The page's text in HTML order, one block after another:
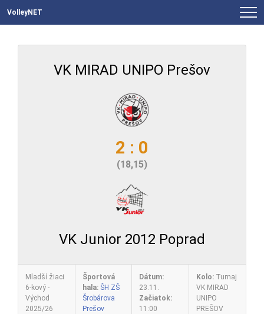
VolleyNET
VK MIRAD UNIPO Prešov
2 : 0
(18,15)
VK Junior 2012 Poprad
Mladší žiaci
6-kový -
Východ
2025/26
Športová
hala: ŠH ZŠ
Šrobárova
Prešov
Dátum:
23.11.
Začiatok:
11:00
Kolo:Turnaj
VK MIRAD
UNIPO
PREŠOV